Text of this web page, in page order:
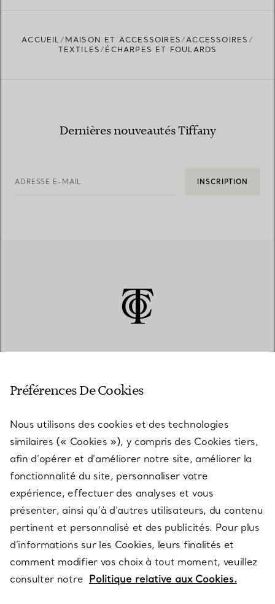
ACCUEIL MAISON ET ACCESSOIRES
ACCESSOIRES
TEXTILES
ÉCHARPES ET FOULARDS
Dernières nouveautés Tiffany
ADRESSE E-MAIL INSCRIPTION
SERVICES
À PROPOS
QUESTIONS LÉGALES
SUIVEZ-NOUS
Préférences De Cookies
Nous utilisons des cookies et des technologies
similaires (« Cookies »), y compris des Cookies tiers,
afin d’opérer et d’améliorer notre site, améliorer la
fonctionnalité du site, personnaliser votre
expérience, effectuer des analyses et vous
présenter, ainsi qu’à d’autres utilisateurs, du contenu
pertinent et personnalisé et des publicités. Pour plus
d’informations sur les Cookies, leurs finalités et
comment modifier vos choix à tout moment, veuillez
consulter notre Politique relative aux Cookies.